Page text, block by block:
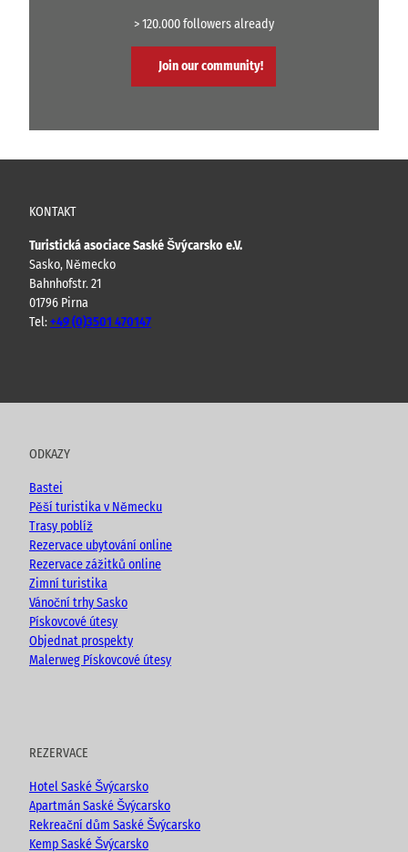
> 120.000 followers already
Join our community!
KONTAKT
Turistická asociace Saské Švýcarsko e.V.
Sasko, Německo
Bahnhofstr. 21
01796 Pirna
Tel:+49 (0)3501 470147
u
e
c
o
k
s
a
m
o
ODKAZY
Bastei
Pěší turistika v Německu
Trasy poblíž
Rezervace ubytování online
Rezervace zážitků online
Zimní turistika
Vánoční trhy Sasko
Pískovcové útesy
Objednat prospekty
Malerweg Pískovcové útesy
REZERVACE
Hotel Saské Švýcarsko
Apartmán Saské Švýcarsko
Rekreační dům Saské Švýcarsko
Kemp Saské Švýcarsko